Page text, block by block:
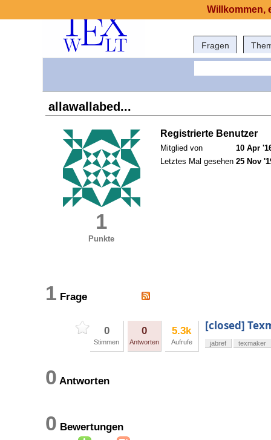
Fragen
allawallabed...
1
Punkte
Registrierte Benutzer
Mitglied von
10 Apr
Letztes Mal gesehen 25 Nov
1 Frage
0
Stimmen
0
Antworten
5.3k
Aufrufe
[closed]
jabref texmaker
0 Antworten
0 Bewertungen
Willkommen,